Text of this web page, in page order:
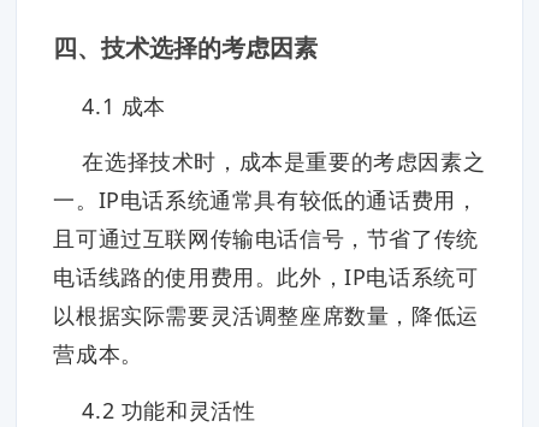
四、技术选择的考虑因素
4.1 成本
在选择技术时，成本是重要的考虑因素之
一。IP电话系统通常具有较低的通话费用，
且可通过互联网传输电话信号，节省了传统
电话线路的使用费用。此外，IP电话系统可
以根据实际需要灵活调整座席数量，降低运
营成本。
4.2 功能和灵活性